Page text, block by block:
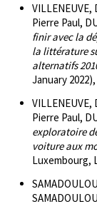
VILLENEUVE,
Pierre Paul,
finir avec la
la littérature
alternatifs
January
VILLENEUVE,
Pierre Paul,
exploratoire
voiture aux
Luxembourg,